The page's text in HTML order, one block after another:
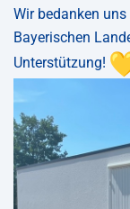
Wir bedanken
Bayerischen
Unterstützung!